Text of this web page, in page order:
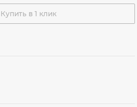
Купить в 1 клик